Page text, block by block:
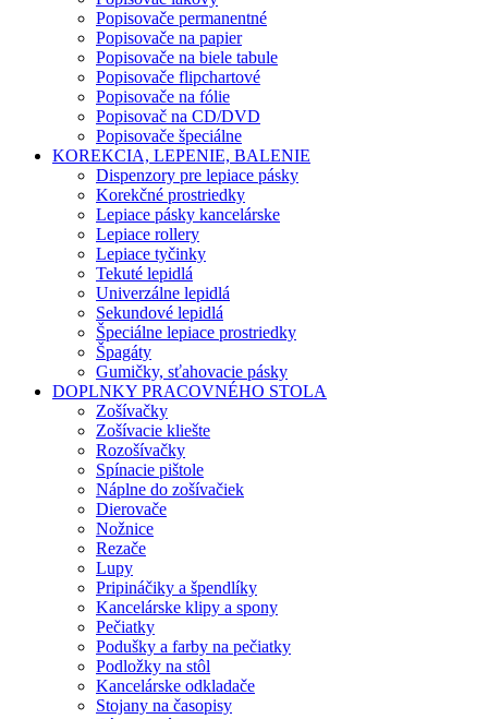
Popisovače permanentné
Popisovače na papier
Popisovače na biele tabule
Popisovače flipchartové
Popisovače na fólie
Popisovač na CD/DVD
Popisovače špeciálne
KOREKCIA, LEPENIE, BALENIE
Dispenzory pre lepiace pásky
Korekčné prostriedky
Lepiace pásky kancelárske
Lepiace rollery
Lepiace tyčinky
Tekuté lepidlá
Univerzálne lepidlá
Sekundové lepidlá
Špeciálne lepiace prostriedky
Špagáty
Gumičky, sťahovacie pásky
DOPLNKY PRACOVNÉHO STOLA
Zošívačky
Zošívacie kliešte
Rozošívačky
Spínacie pištole
Náplne do zošívačiek
Dierovače
Nožnice
Rezače
Lupy
Pripináčiky a špendlíky
Kancelárske klipy a spony
Pečiatky
Podušky a farby na pečiatky
Podložky na stôl
Kancelárske odkladače
Stojany na časopisy